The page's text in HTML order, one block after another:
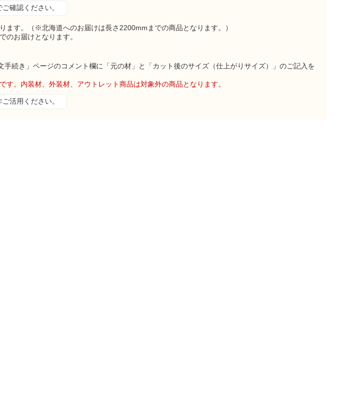
確認ください。
ます。（※北海道へのお届けは長さ2200mmまでの商品となります。）
のお届けとなります。
続き」ページのコメント欄に「元の材」と「カット後のサイズ（仕上がりサイズ）」のご記入を
。内装材、外装材、アウトレット商品は対象外の商品となります。
活用ください。